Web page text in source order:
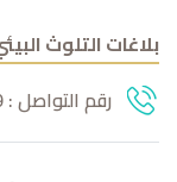
بلاغات التلوث
رقم التواصل :